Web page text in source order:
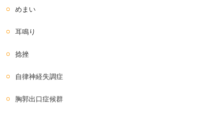
めまい
耳鳴り
捻挫
自律神経失調症
胸郭出口症候群